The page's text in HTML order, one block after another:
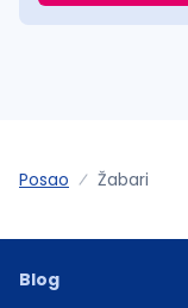
Posao Žabari
Blog